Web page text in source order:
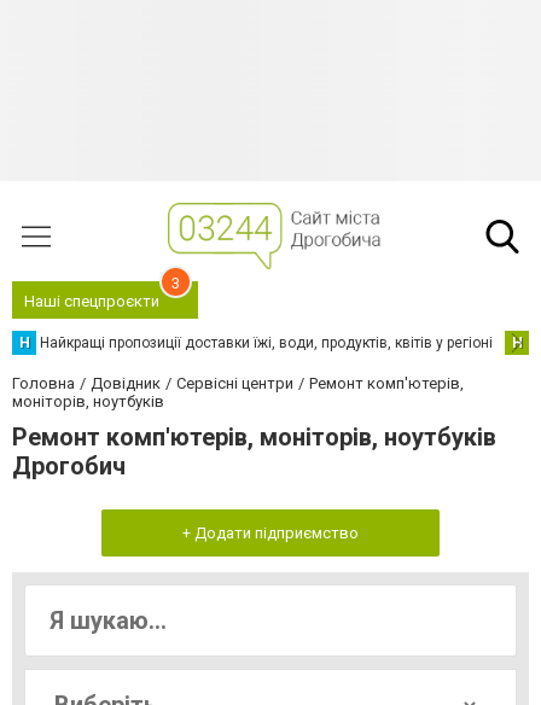
Наші спецпроєкти
3
Н Найкращі пропозиції доставки їжі, води, продуктів, квітів у регіоні Н
Головна Довідник Сервісні центри
Ремонт комп'ютерів,
моніторів, ноутбуків
Ремонт комп'ютерів, моніторів, ноутбуків
Дрогобич
+ Додати підприємство